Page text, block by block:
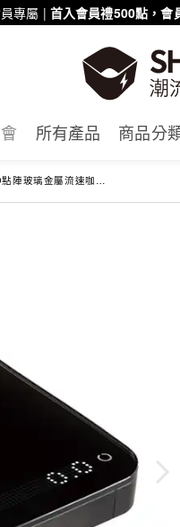
專屬 | 首入會員禮500點，會
所有產品 商品分
金屬流速咖啡電子秤-黑色